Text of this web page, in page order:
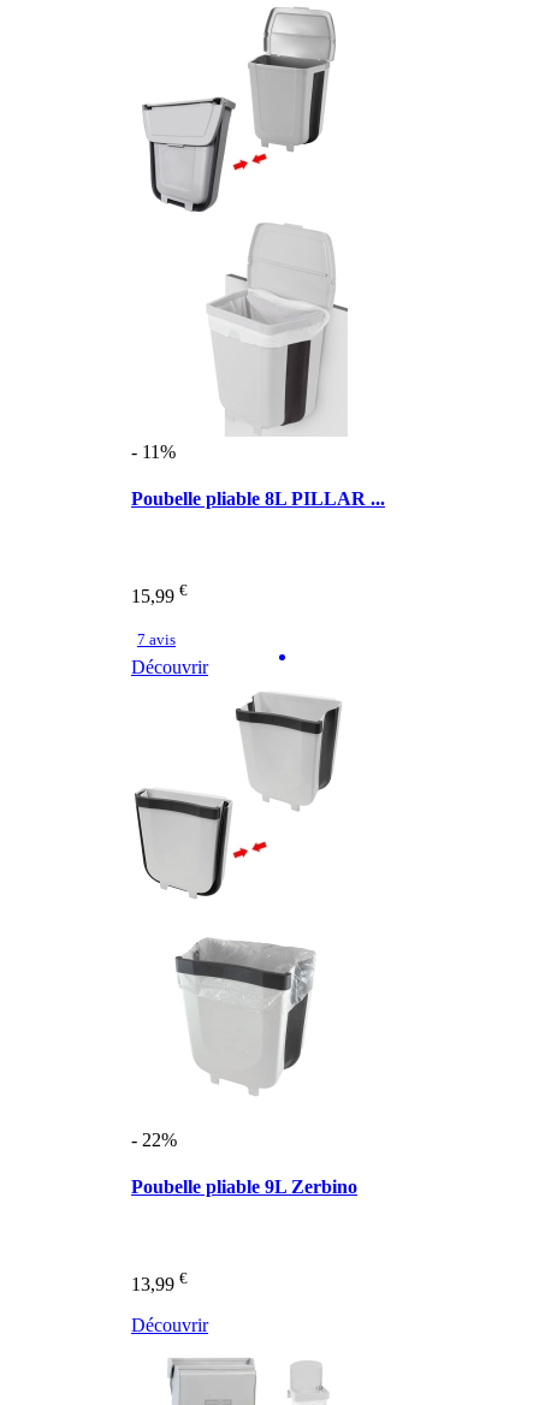
- 11%
Poubelle pliable 8L PILLAR ...
15,99 €
7 avis
Découvrir
- 22%
Poubelle pliable 9L Zerbino
13,99 €
Découvrir